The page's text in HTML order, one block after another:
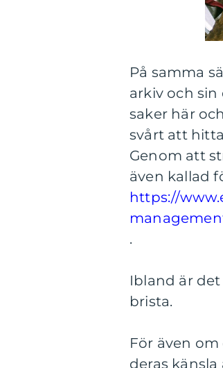
På samma
arkiv och
saker här
svårt att
Genom att
även kallad
https://
.
Ibland är
brista.
För även
deras